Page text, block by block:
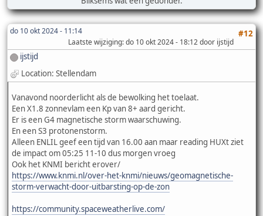
do 10 okt 2024 - 11:14 #12
Laatste wijziging: do 10 okt 2024 - 18:12 door ijstijd
ijstijd
Location: Stellendam
Vanavond noorderlicht als de bewolking het toelaat.
Een X1.8 zonnevlam een Kp van 8+ aard gericht.
Er is een G4 magnetische storm waarschuwing.
En een S3 protonenstorm.
Alleen ENLIL geef een tijd van 16.00 aan maar reading HUXt ziet
de impact om 05:25 11-10 dus morgen vroeg
Ook het KNMI bericht erover/
https://www.knmi.nl/over-het-knmi/nieuws/geomagnetische-
storm-verwacht-door-uitbarsting-op-de-zon
https://community.spaceweatherlive.com/